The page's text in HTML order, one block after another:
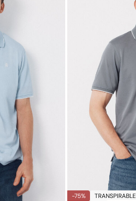
-75% TRANSPIRABLE